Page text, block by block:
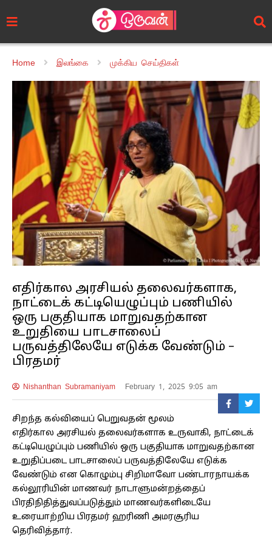
Home இலங்கை முக்கிய செய்திகள்
எதிர்கால அரசியல் தலைவர்களாக,
நாட்டைக் கட்டியெழுப்பும் பணியில்
ஒரு பகுதியாக மாறுவதற்கான
உறுதியை பாடசாலைப்
பருவத்திலேயே எடுக்க வேண்டும் –
பிரதமர்
Nishanthan Subramaniyam February 1, 2025 9:05 am
சிறந்த கல்வியைப் பெறுவதன் மூலம்
எதிர்கால அரசியல் தலைவர்களாக உருவாகி, நாட்டைக்
கட்டியெழுப்பும் பணியில் ஒரு பகுதியாக மாறுவதற்கான
உறுதிப்படை பாடசாலைப் பருவத்திலேயே எடுக்க
வேண்டும் என கொழும்பு சிறிமாவோ பண்டாரநாயக்க
கல்லூரியின் மாணவர் நாடாளுமன்றத்தைப்
பிரதிநிதித்துவப்படுத்தும் மாணவர்களிடையே
உரையாற்றிய பிரதமர் ஹரிணி அமரசூரிய
தெரிவித்தார்.